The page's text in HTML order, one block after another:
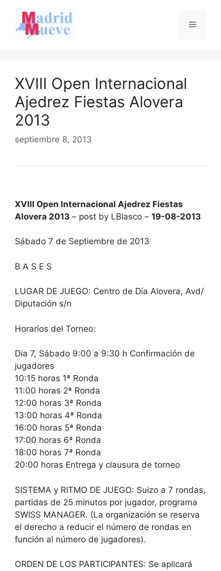
contenido
Menú
XVIII Open Internacional
Ajedrez Fiestas Alovera
2013
septiembre 8, 2013
XVIII Open Internacional Ajedrez Fiestas
Alovera 2013 – post by LBlasco – 19-08-2013
Sábado 7 de Septiembre de 2013
B A S E S
LUGAR DE JUEGO: Centro de Día Alovera, Avd/
Diputación s/n
Horarios del Torneo:
Dia 7, Sábado 9:00 a 9:30 h Confirmación de
jugadores
10:15 horas 1ª Ronda
11:00 horas 2ª Ronda
12:00 horas 3ª Ronda
13:00 horas 4ª Ronda
16:00 horas 5ª Ronda
17:00 horas 6ª Ronda
18:00 horas 7ª Ronda
20:00 horas Entrega y clausura de torneo
SISTEMA y RITMO DE JUEGO: Suizo a 7 rondas,
partidas de 25 minutos por jugador, programa
SWISS MANAGER. (La organización se reserva
el derecho a reducir el número de rondas en
función al número de jugadores).
ORDEN DE LOS PARTICIPANTES: Se aplicará